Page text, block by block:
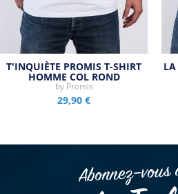
T'INQUIÈTE PROMIS T-SHIRT
HOMME COL ROND
by Promis
29,90 €
LA
Abonnez–vous